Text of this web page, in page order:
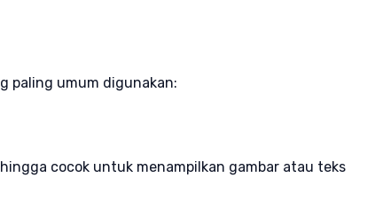
paling umum digunakan:
cocok untuk menampilkan gambar atau teks